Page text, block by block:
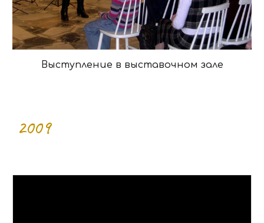
Выступление в выставочном зале
2009